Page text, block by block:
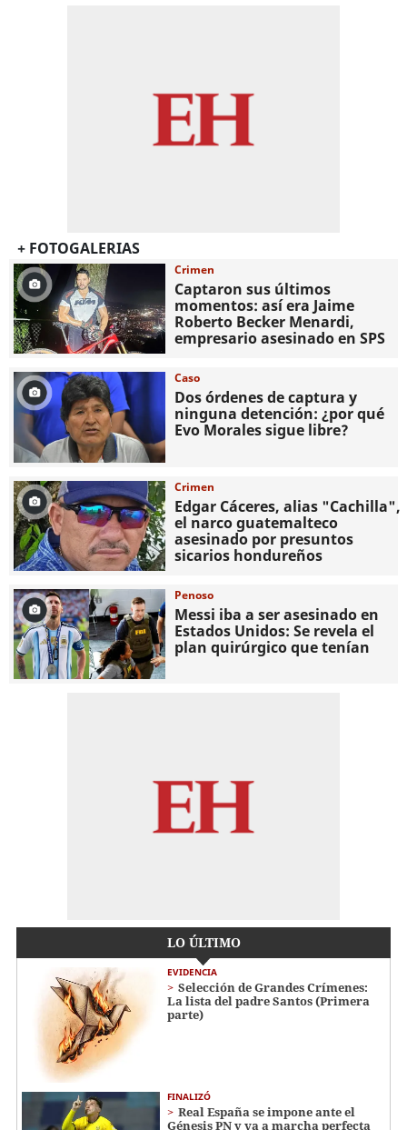
+ FOTOGALERIAS
Crimen
Captaron sus últimos
momentos: así era Jaime
Roberto Becker Menardi​​​,
empresario asesinado en SPS
Caso
Dos órdenes de captura y
ninguna detención: ¿por qué
Evo Morales sigue libre?
Crimen
Edgar Cáceres, alias "Cachilla",
el narco guatemalteco
asesinado por presuntos
sicarios hondureños
Penoso
Messi iba a ser asesinado en
Estados Unidos: Se revela el
plan quirúrgico que tenían
LO ÚLTIMO
EVIDENCIA
Selección de Grandes Crímenes:
La lista del padre Santos (Primera
parte)
FINALIZÓ
Real España se impone ante el
Génesis PN y va a marcha perfecta